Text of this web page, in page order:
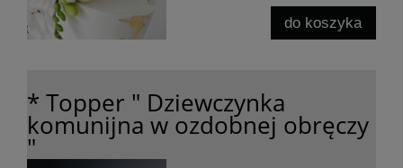
do koszyka
* Topper " Dziewczynka
komunijna w ozdobnej obręczy
"